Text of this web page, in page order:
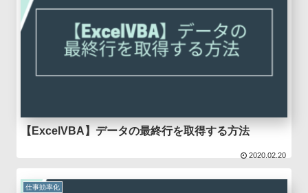
【ExcelVBA】データの最終行を取得する方法
2020.02.20
仕事効率化